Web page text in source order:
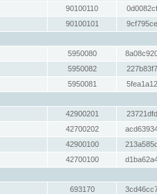
90100110
90100101
5950080
5950082
5950081
42900201
42700202
42900100
42700100
693170